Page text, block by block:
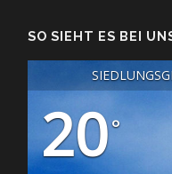
SO SIEHT ES BEI
20°